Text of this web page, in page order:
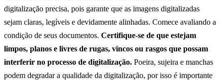
digitalização precisa, pois garante que as imagens digitalizadas
sejam claras, legíveis e devidamente alinhadas. Comece avaliando a
condição de seus documentos. Certifique-se de que estejam
limpos, planos e livres de rugas, vincos ou rasgos que possam
interferir no processo de digitalização. Poeira, sujeira e manchas
podem degradar a qualidade da digitalização, por isso é importante